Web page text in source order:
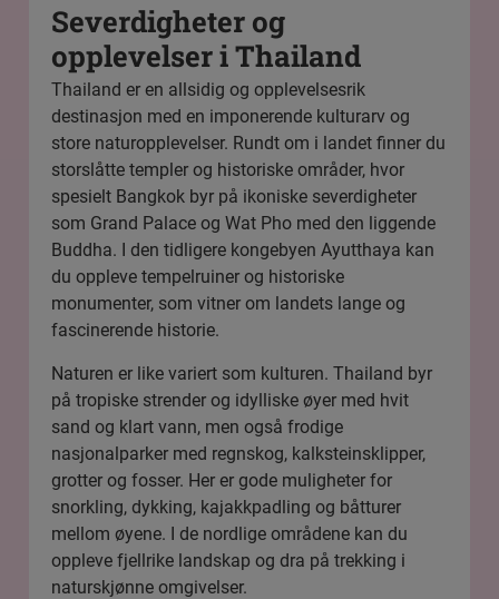
Severdigheter og
opplevelser i Thailand
Thailand er en allsidig og opplevelsesrik
destinasjon med en imponerende kulturarv og
store naturopplevelser. Rundt om i landet finner du
storslåtte templer og historiske områder, hvor
spesielt Bangkok byr på ikoniske severdigheter
som Grand Palace og Wat Pho med den liggende
Buddha. I den tidligere kongebyen Ayutthaya kan
du oppleve tempelruiner og historiske
monumenter, som vitner om landets lange og
fascinerende historie.
Naturen er like variert som kulturen. Thailand byr
på tropiske strender og idylliske øyer med hvit
sand og klart vann, men også frodige
nasjonalparker med regnskog, kalksteinsklipper,
grotter og fosser. Her er gode muligheter for
snorkling, dykking, kajakkpadling og båtturer
mellom øyene. I de nordlige områdene kan du
oppleve fjellrike landskap og dra på trekking i
naturskjønne omgivelser.